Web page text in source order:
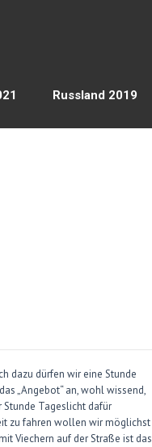
Russland 2019
dazu dürfen wir eine Stunde
„Angebot“ an, wohl wissend,
Tageslicht dafür
zu fahren wollen wir möglichst
Viechern auf der Straße ist das